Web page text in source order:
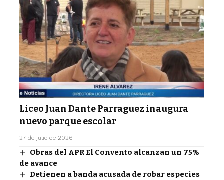
Liceo Juan Dante Parraguez inaugura
nuevo parque escolar
27 de julio de 2026
Obras del APR El Convento alcanzan un 75%
de avance
Detienen a banda acusada de robar especies